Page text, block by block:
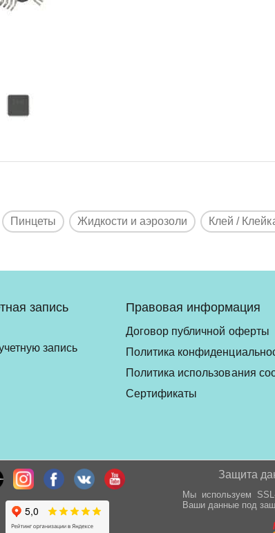
Пинцеты Жидкости и аэрозоли Клей /
запись
запись
Правовая информация
Договор публичной оферты
Политика
Политика использования
Сертификаты
Защита
Мы используем
Ваши данные под